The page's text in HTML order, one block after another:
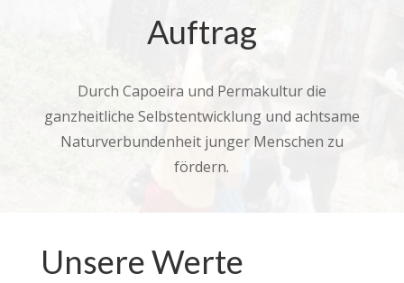
Auftrag
Durch Capoeira und Permakultur die
ganzheitliche Selbstentwicklung und achtsame
Naturverbundenheit junger Menschen zu
fördern.
Unsere Werte